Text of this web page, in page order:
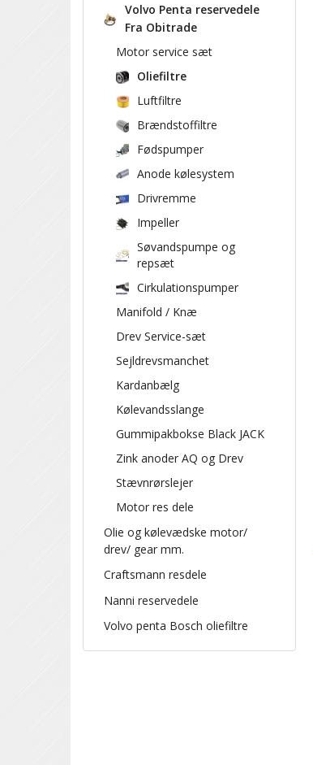
Volvo Penta reservedele
Fra Obitrade
Motor service sæt
Oliefiltre
Luftfiltre
Brændstoffiltre
Fødspumper
Anode kølesystem
Drivremme
Impeller
Søvandspumpe og
repsæt
Cirkulationspumper
Manifold / Knæ
Drev Service-sæt
Sejldrevsmanchet
Kardanbælg
Kølevandsslange
Gummipakbokse Black JACK
Zink anoder AQ og Drev
Stævnrørslejer
Motor res dele
Olie og kølevædske motor/
drev/ gear mm.
Craftsmann resdele
Nanni reservedele
Volvo penta Bosch oliefiltre